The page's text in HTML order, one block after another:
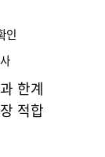
인
한계
적합